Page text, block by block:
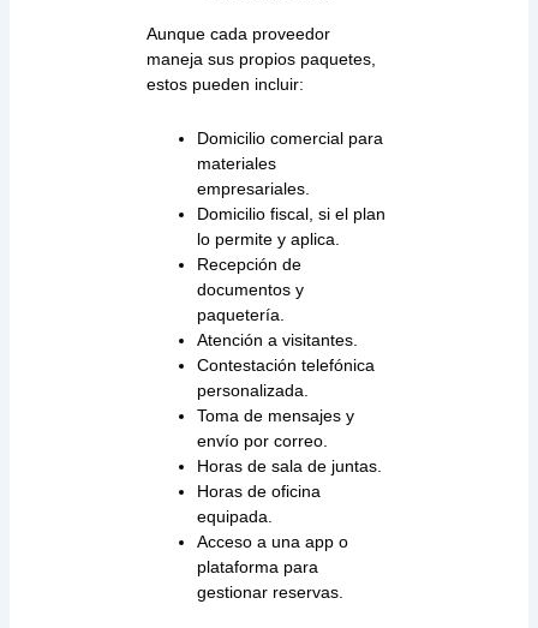
Aunque cada proveedor
maneja sus propios paquetes,
estos pueden incluir:
Domicilio comercial para
materiales
empresariales.
Domicilio fiscal, si el plan
lo permite y aplica.
Recepción de
documentos y
paquetería.
Atención a visitantes.
Contestación telefónica
personalizada.
Toma de mensajes y
envío por correo.
Horas de sala de juntas.
Horas de oficina
equipada.
Acceso a una app o
plataforma para
gestionar reservas.